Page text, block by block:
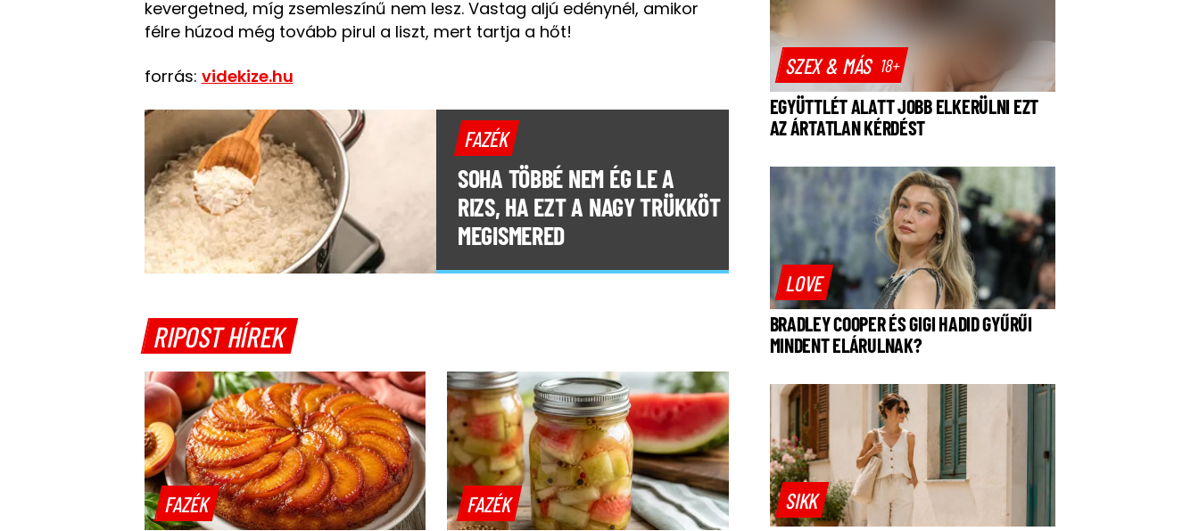
kevergetned, míg zsemleszínű nem lesz. Vastag aljú edénynél, amikor
félre húzod még tovább pirul a liszt, mert tartja a hőt!
forrás: videkize.hu
FAZÉK
SOHA TÖBBÉ NEM ÉG LE A
RIZS, HA EZT A NAGY TRÜKKÖT
MEGISMERED
RIPOST HÍREK
FAZÉK FAZÉK
SZEX & MÁS 18+
EGYÜTTLÉT ALATT JOBB ELKERÜLNI EZT
AZ ÁRTATLAN KÉRDÉST
LOVE
BRADLEY COOPER ÉS GIGI HADID GYŰRŰI
MINDENT ELÁRULNAK?
SIKK